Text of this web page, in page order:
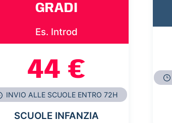
GRADI
Es. Introd
44 €
INVIO ALLE SCUOLE ENTRO 72H
SCUOLE INFANZIA